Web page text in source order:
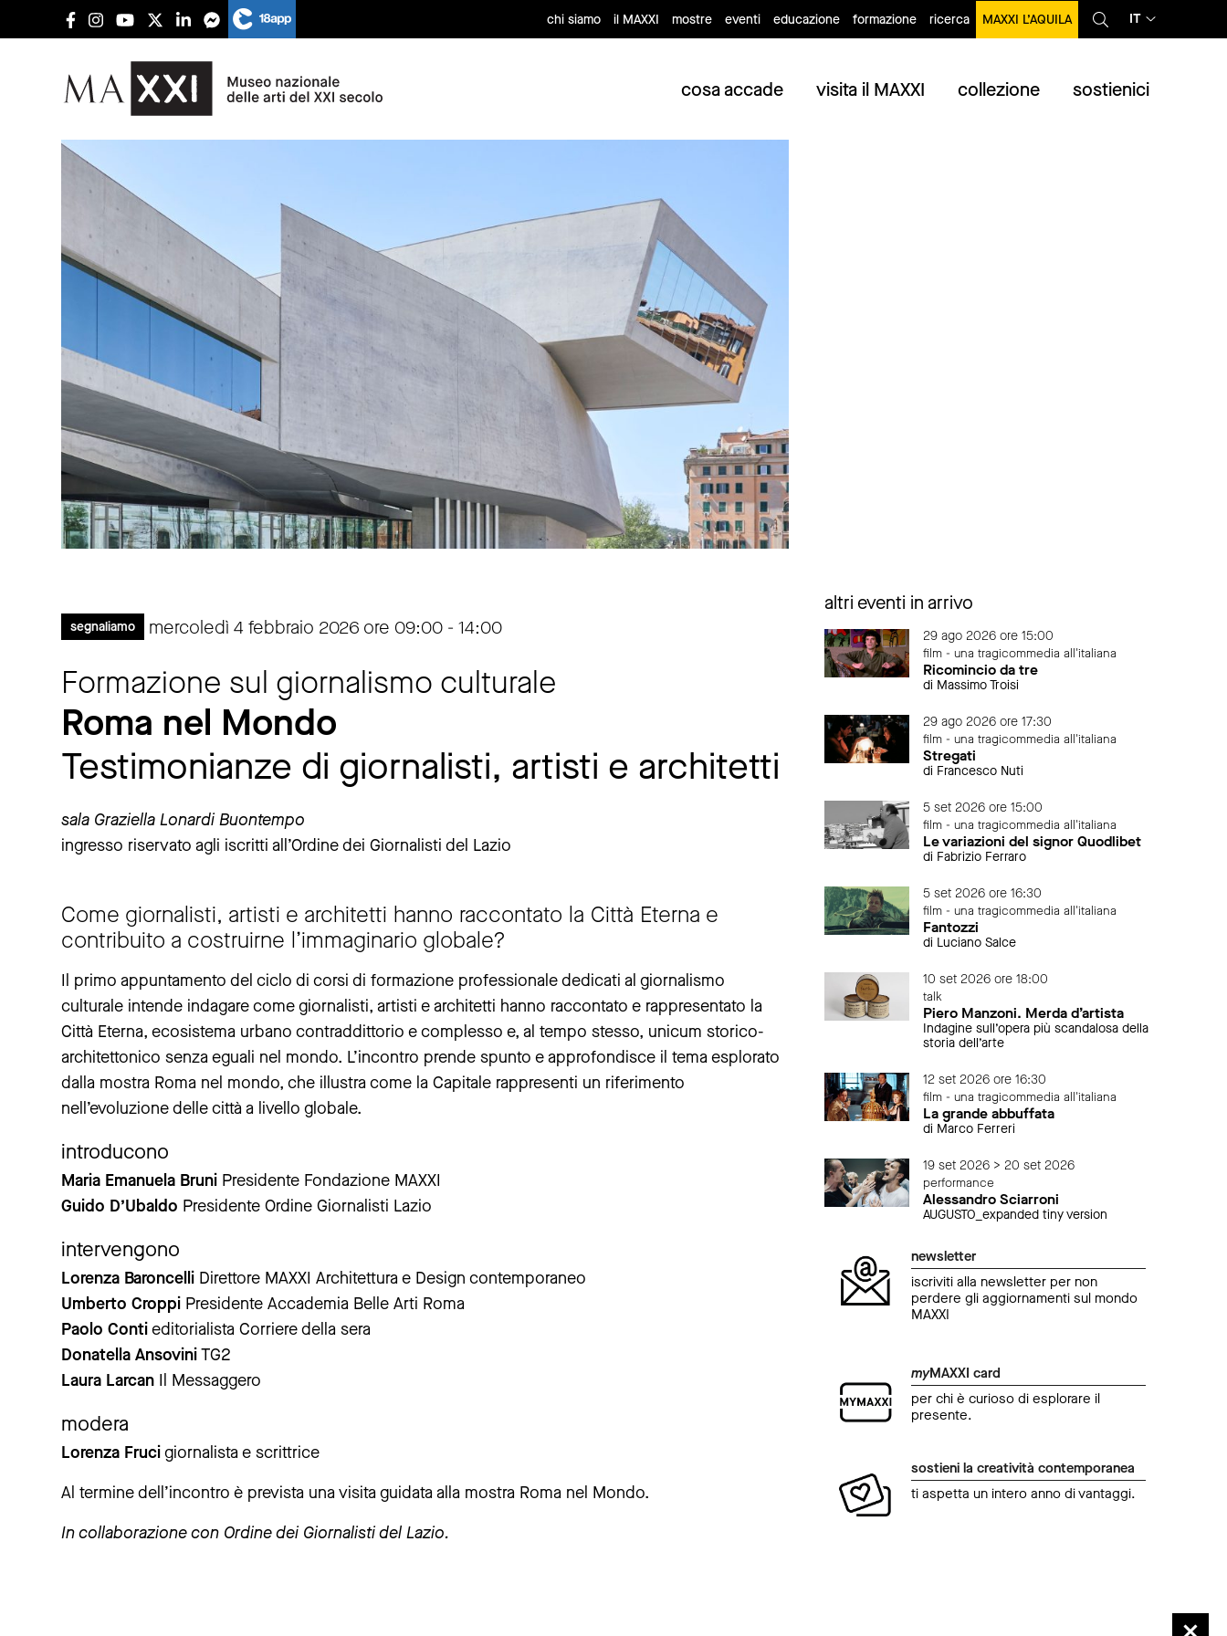
chi siamo il MAXXI mostre eventi educazione formazione ricerca MAXXI L’AQUILA IT
cosa accade visita il MAXXI collezione sostienici
segnaliamo mercoledì 4 febbraio 2026 ore 09:00 - 14:00
Formazione sul giornalismo culturale
Roma nel Mondo
Testimonianze di giornalisti, artisti e architetti
sala Graziella Lonardi Buontempo
ingresso riservato agli iscritti all’Ordine dei Giornalisti del Lazio
Come giornalisti, artisti e architetti hanno raccontato la Città Eterna e
contribuito a costruirne l’immaginario globale?
Il primo appuntamento del ciclo di corsi di formazione professionale dedicati al giornalismo
culturale intende indagare come giornalisti, artisti e architetti hanno raccontato e rappresentato la
Città Eterna, ecosistema urbano contraddittorio e complesso e, al tempo stesso, unicum storico-
architettonico senza eguali nel mondo. L’incontro prende spunto e approfondisce il tema esplorato
dalla mostra Roma nel mondo, che illustra come la Capitale rappresenti un riferimento
nell’evoluzione delle città a livello globale.
introducono
Maria Emanuela Bruni Presidente Fondazione MAXXI
Guido D’Ubaldo Presidente Ordine Giornalisti Lazio
intervengono
Lorenza Baroncelli Direttore MAXXI Architettura e Design contemporaneo
Umberto Croppi Presidente Accademia Belle Arti Roma
Paolo Contieditorialista Corriere della sera
Donatella AnsoviniTG2
Laura Larcan Il Messaggero
modera
Lorenza Frucigiornalista e scrittrice
Al termine dell’incontro è prevista una visita guidata alla mostra Roma nel Mondo.
In collaborazione con Ordine dei Giornalisti del Lazio.
altri eventi in arrivo
29 ago 2026 ore 15:00
film - una tragicommedia all'italiana
Ricomincio da tre
di Massimo Troisi
29 ago 2026 ore 17:30
film - una tragicommedia all'italiana
Stregati
di Francesco Nuti
5 set 2026 ore 15:00
film - una tragicommedia all'italiana
Le variazioni del signor Quodlibet
di Fabrizio Ferraro
5 set 2026 ore 16:30
film - una tragicommedia all'italiana
Fantozzi
di Luciano Salce
10 set 2026 ore 18:00
talk
Piero Manzoni. Merda d’artista
Indagine sull’opera più scandalosa della
storia dell’arte
12 set 2026 ore 16:30
film - una tragicommedia all'italiana
La grande abbuffata
di Marco Ferreri
19 set 2026 > 20 set 2026
performance
Alessandro Sciarroni
AUGUSTO_expanded tiny version
newsletter
iscriviti alla newsletter per non
perdere gli aggiornamenti sul mondo
MAXXI
myMAXXI card
per chi è curioso di esplorare il
presente.
sostieni la creatività contemporanea
ti aspetta un intero anno di vantaggi.